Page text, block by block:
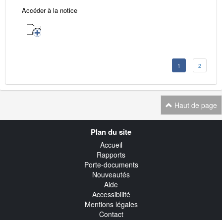
Accéder à la notice
1 2
Haut de page
Plan du site
Accueil
Rapports
Porte-documents
Nouveautés
Aide
Accessibilité
Mentions légales
Contact